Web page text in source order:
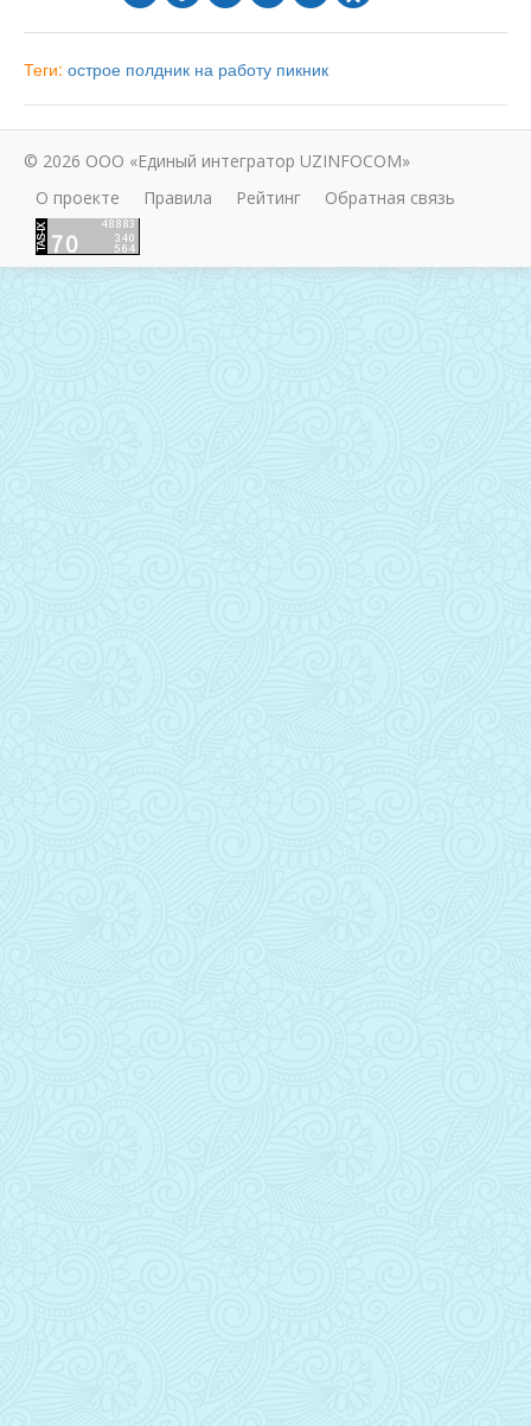
Теги: острое полдник на работу пикник
© 2026 ООО «Единый интегратор UZINFOCOM»
О проекте
Правила Рейтинг Обратная связь